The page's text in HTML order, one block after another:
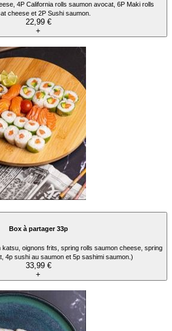
4P California rolls saumon avocat, 6P Maki rolls
cheese et 2P Sushi saumon.
22,99 €
+
Box à partager 33p
oignons frits, spring rolls saumon cheese, spring
4p sushi au saumon et 5p sashimi saumon.)
33,99 €
+